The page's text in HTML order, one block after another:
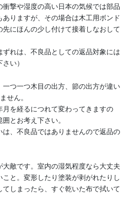
衝撃や湿度の高い日本の気候では部品
りますが、その場合は木工用ボンド
先にほんの少し付けて接着しなおして
ずれは、不良品としての返品対象には
い）
一つ一つ木目の出方、節の出方が違い
せん。
月を経るにつれて変わってきますの
とお考え下さい。
は、不良品ではありませんので返品の
敵です。室内の湿気程度なら大丈夫
こと。変形したり塗装が剥がれたりし
てしまったら、すぐ乾いた布で拭いて